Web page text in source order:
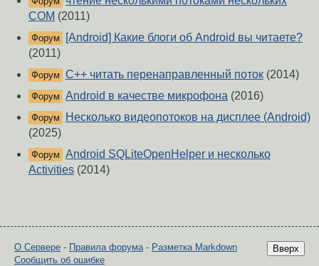
COM (2011)
Форум
[Android] Какие блоги об Android вы читаете?
(2011)
Форум C++ читать перенаправленный поток (2014)
Форум Android в качестве микрофона (2016)
Форум
Несколько видеопотоков на дисплее (Android)
(2025)
Форум Android SQLiteOpenHelper и несколько
Activities (2014)
Вверх
О Сервере - Правила форума- Разметка Markdown
Сообщить об ошибке